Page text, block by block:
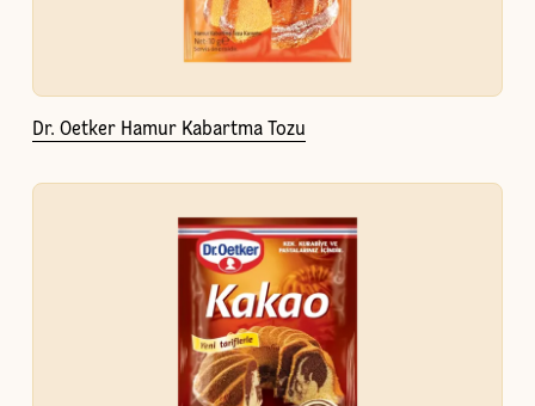
Dr. Oetker Hamur Kabartma Tozu